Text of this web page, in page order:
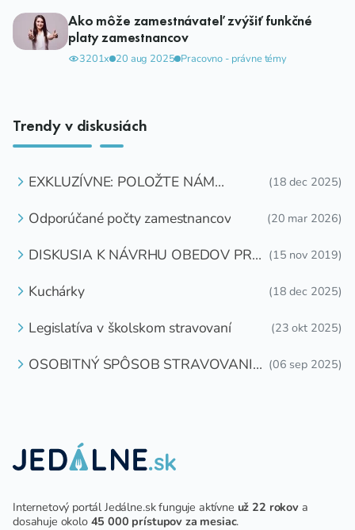
Ako môže zamestnávateľ zvýšiť funkčné
platy zamestnancov
3201x 20 aug 2025 Pracovno - právne témy
Trendy v diskusiách
EXKLUZÍVNE: POLOŽTE NÁM
(18 dec 2025)
Odporúčané počty zamestnancov (20 mar 2026)
DISKUSIA K NÁVRHU OBEDOV PRE
(15 nov 2019)
Kuchárky (18 dec 2025)
Legislatíva v školskom stravovaní (23 okt 2025)
OSOBITNÝ SPÔSOB STRAVOVANIA (06 sep 2025)
Internetový portál Jedálne.sk funguje aktívne už 22 rokova
dosahuje okolo 45 000 prístupov za mesiac.